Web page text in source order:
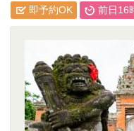
即予約OK 前日16